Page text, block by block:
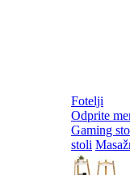
Fotelji
Odprite
Gaming
stoli